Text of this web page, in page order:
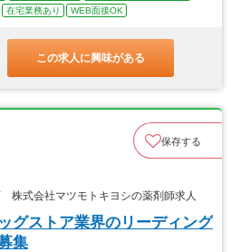
在宅業務あり WEB面接OK
この求人に興味がある
保存する
株式会社マツモトキヨシの薬剤師求人
グストア業界のリーディング
集